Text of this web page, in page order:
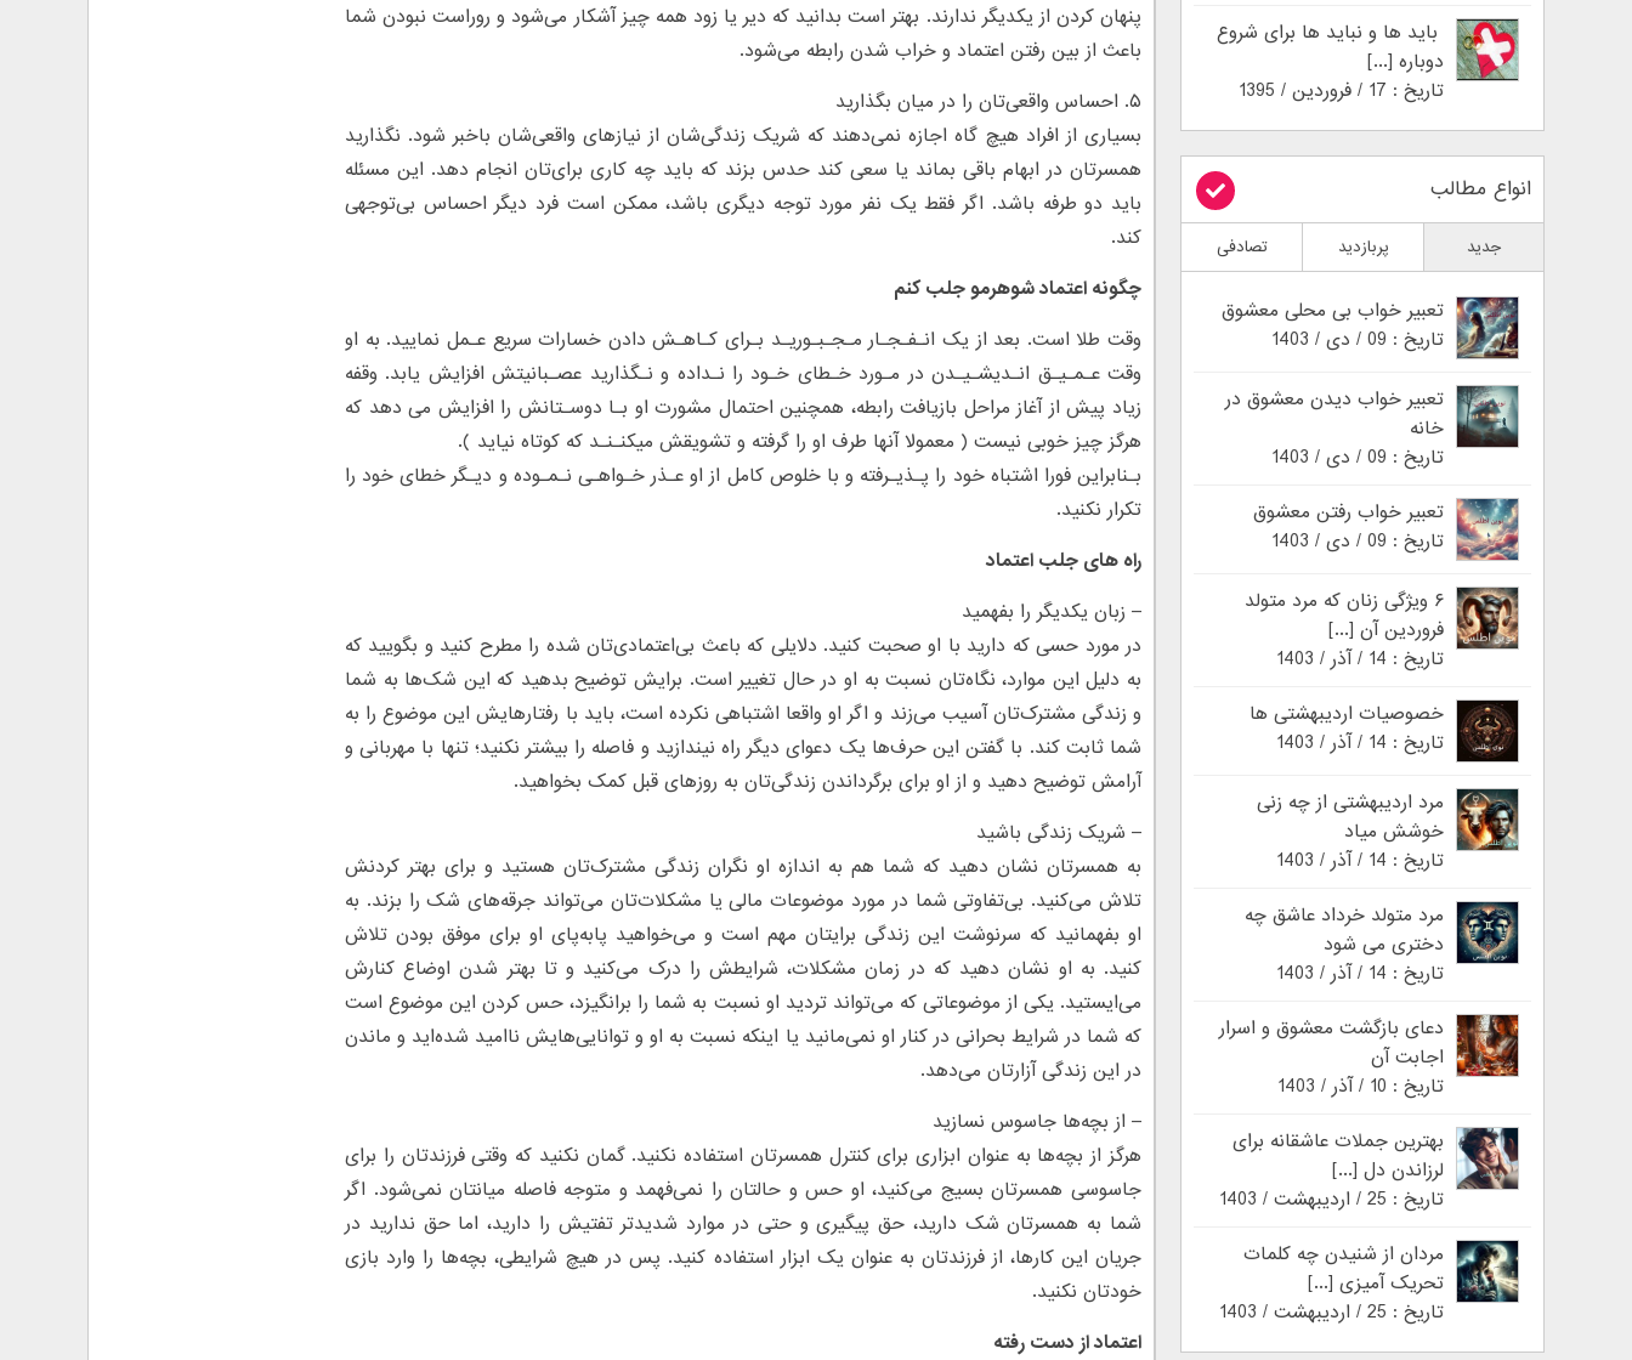
پنهان کردن از یکدیگر ندارند. بهتر است بدانید که دیر یا زود همه چیز آشکار می‌شود و روراست نبودن شما
باعث از بین رفتن اعتماد و خراب شدن رابطه می‌شود.
۵. احساس واقعی‌تان را در میان بگذارید
بسیاری از افراد هیچ گاه اجازه نمی‌دهند که شریک زندگی‌شان از نیازهای واقعی‌شان باخبر شود. نگذارید
همسرتان در ابهام باقی بماند یا سعی کند حدس بزند که باید چه کاری برای‌تان انجام دهد. این مسئله
باید دو طرفه باشد. اگر فقط یک نفر مورد توجه دیگری باشد، ممکن است فرد دیگر احساس بی‌توجهی
کند.
چگونه اعتماد شوهرمو جلب کنم
وقت طلا است. بعد از یک انـفـجـار مـجـبـوریـد بـرای کـاهـش دادن خسارات سریع عـمل نمایید. به او
وقت عـمـیـق انـدیشـیـدن در مـورد خـطای خـود را نـداده و نـگذارید عصـبانیتش افزایش یابد. وقفه
زیاد پیش از آغاز مراحل بازیافت رابطه، همچنین احتمال مشورت او بـا دوسـتانش را افزایش می دهد که
هرگز چیز خوبی نیست ( معمولا آنها طرف او را گرفته و تشویقش میکنـنـد که کوتاه نیاید ).
بـنابراین فورا اشتباه خود را پـذیـرفته و با خلوص کامل از او عـذر خـواهـی نـمـوده و دیـگر خطای خود را
تکرار نکنید.
راه های جلب اعتماد
– زبان یکدیگر را بفهمید
در مورد حسی که دارید با او صحبت کنید. دلایلی که باعث بی‌اعتمادی‌تان شده را مطرح کنید و بگویید که
به دلیل این موارد، نگاه‌تان نسبت به او در حال تغییر است. برایش توضیح بدهید که این شک‌ها به شما
و زندگی مشترک‌تان آسیب می‌زند و اگر او واقعا اشتباهی نکرده‌ است، باید با رفتار‌هایش این موضوع را به
شما ثابت کند. با گفتن این حرف‌ها یک دعوای دیگر راه نیندازید و فاصله را بیشتر نکنید؛ تنها با مهربانی و
آرامش توضیح دهید و از او برای برگرداندن زندگی‌تان به روزهای قبل کمک بخواهید.
– شریک زندگی باشید
به همسرتان نشان دهید که شما هم به اندازه او نگران زندگی مشترک‌تان هستید و برای بهتر کردنش
تلاش می‌کنید. بی‌تفاوتی شما در مورد موضوعات مالی یا مشکلات‌تان می‌تواند جرقه‌های شک را بزند. به
او بفهمانید که سرنوشت این زندگی برایتان مهم است و می‌خواهید پابه‌پای او برای موفق بودن تلاش
کنید. به او نشان دهید که در زمان مشکلات، شرایطش را درک می‌کنید و تا بهتر شدن اوضاع کنارش
می‌ایستید. یکی از موضوعاتی که می‌تواند تردید او نسبت به شما را برانگیزد، حس کردن این موضوع است
که شما در شرایط بحرانی در کنار او نمی‌مانید یا اینکه نسبت به او و توانایی‌هایش ناامید شده‌اید و ماندن
در این زندگی آزار‌تان می‌دهد.
– از بچه‌ها جاسوس نسازید
هرگز از بچه‌ها به عنوان ابزاری برای کنترل همسرتان استفاده نکنید. گمان نکنید که وقتی فرزند‌تان را برای
جاسوسی همسرتان بسیج می‌کنید، او حس و حالتان را نمی‌فهمد و متوجه فاصله میانتان نمی‌شود. اگر
شما به همسرتان شک دارید، حق پیگیری و حتی در موارد شدید‌تر تفتیش را دارید، اما حق ندارید در
جریان این کار‌ها، از فرزندتان به عنوان یک ابزار استفاده کنید. پس در هیچ شرایطی، بچه‌ها را وارد بازی
خودتان نکنید.
اعتماد از دست رفته
باید ها و نباید ها برای شروع
دوباره [...]
تاریخ : 17 / فروردین / 1395
انواع مطالب
جدید پربازدید تصادفی
تعبیر خواب بی محلی معشوق
تاریخ : 09 / دی / 1403
تعبیر خواب دیدن معشوق در
خانه
تاریخ : 09 / دی / 1403
تعبیر خواب رفتن معشوق
تاریخ : 09 / دی / 1403
۶ ویژگی زنان که مرد متولد
فروردین آن [...]
تاریخ : 14 / آذر / 1403
خصوصیات اردیبهشتی ها
تاریخ : 14 / آذر / 1403
مرد اردیبهشتی از چه زنی
خوشش میاد
تاریخ : 14 / آذر / 1403
مرد متولد خرداد عاشق چه
دختری می شود
تاریخ : 14 / آذر / 1403
دعای بازگشت معشوق و اسرار
اجابت آن
تاریخ : 10 / آذر / 1403
بهترین جملات عاشقانه برای
لرزاندن دل [...]
تاریخ : 25 / اردیبهشت / 1403
مردان از شنیدن چه کلمات
تحریک آمیزی [...]
تاریخ : 25 / اردیبهشت / 1403